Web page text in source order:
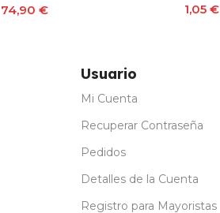
74,90 € 1,05€
Usuario
Mi Cuenta
Recuperar Contraseña
Pedidos
Detalles de la Cuenta
Registro para Mayoristas